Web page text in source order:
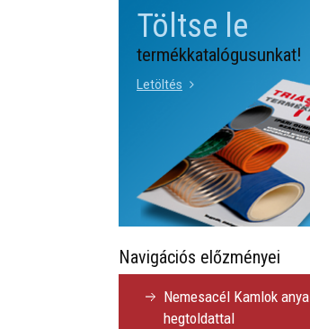
Töltse le
termékkatalógusunkat!
Letöltés
Navigációs előzményei
Nemesacél Kamlok anya
hegtoldattal